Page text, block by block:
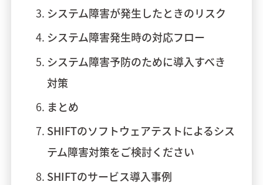
システム障害が発生したときのリスク
システム障害発生時の対応フロー
システム障害予防のために導入すべき
対策
まとめ
SHIFTのソフトウェアテストによるシス
テム障害対策をご検討ください
SHIFTのサービス導入事例